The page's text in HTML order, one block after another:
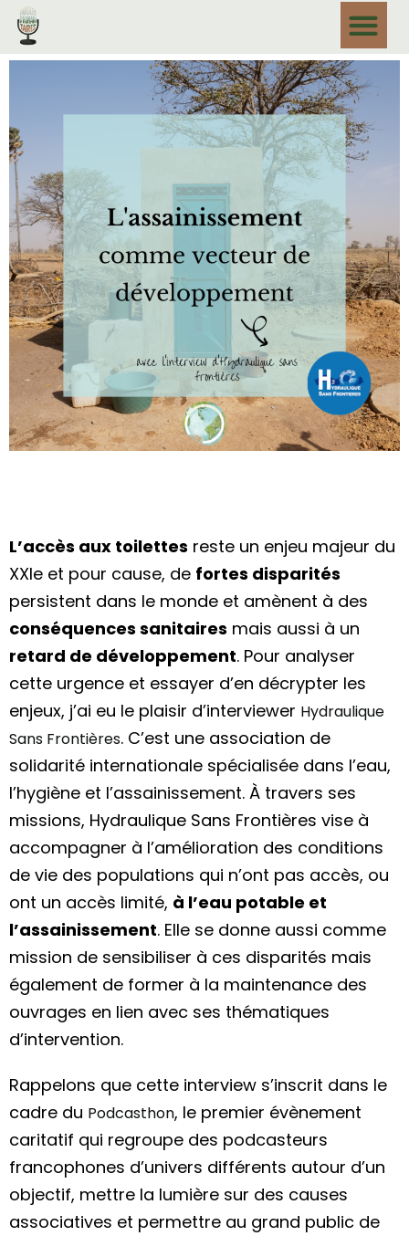
L’accès aux toilettes reste un enjeu majeur du
XXIe et pour cause, de fortes disparités
persistent dans le monde et amènent à des
conséquences sanitaires mais aussi à un
retard de développement. Pour analyser
cette urgence et essayer d’en décrypter les
enjeux, j’ai eu le plaisir d’interviewer Hydraulique
Sans Frontières. C’est une association de
solidarité internationale spécialisée dans l’eau,
l’hygiène et l’assainissement. À travers ses
missions, Hydraulique Sans Frontières vise à
accompagner à l’amélioration des conditions
de vie des populations qui n’ont pas accès, ou
ont un accès limité, à l’eau potable et
l’assainissement. Elle se donne aussi comme
mission de sensibiliser à ces disparités mais
également de former à la maintenance des
ouvrages en lien avec ses thématiques
d’intervention.
Rappelons que cette interview s’inscrit dans le
cadre du Podcasthon, le premier évènement
caritatif qui regroupe des podcasteurs
francophones d’univers différents autour d’un
objectif, mettre la lumière sur des causes
associatives et permettre au grand public de